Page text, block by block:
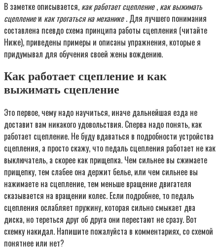
В заметке описывается, как работает сцепление, как выжимать
сцеплениеи как трогаться на механике. Для лучшего понимания
составлена псевдо схема принципа работы сцепления (читайте
Ниже), приведены примеры и описаны упражнения, которые я
придумывал для обучения своей жены вождению.
Как работает сцепление и как
выжимать сцепление
Это первое, чему надо научиться, иначе дальнейшая езда не
доставит вам никакого удовольствия. Сперва надо понять, как
работает сцепление. Не буду вдаваться в подробности устройства
сцепления, а просто скажу, что педаль сцепления работает не как
выключатель, а скорее как прищепка. Чем сильнее вы сжимаете
прищепку, тем слабее она держит белье, или чем сильнее вы
нажимаете на сцепление, тем меньше вращение двигателя
сказывается на вращении колес. Если подробнее, то педаль
сцепления ослабляет пружину, которая сильно смыкает два
диска, но тереться друг об друга они перестают не сразу. Вот
схемку накидал. Напишите пожалуйста в комментариях, со схемой
понятнее или нет?